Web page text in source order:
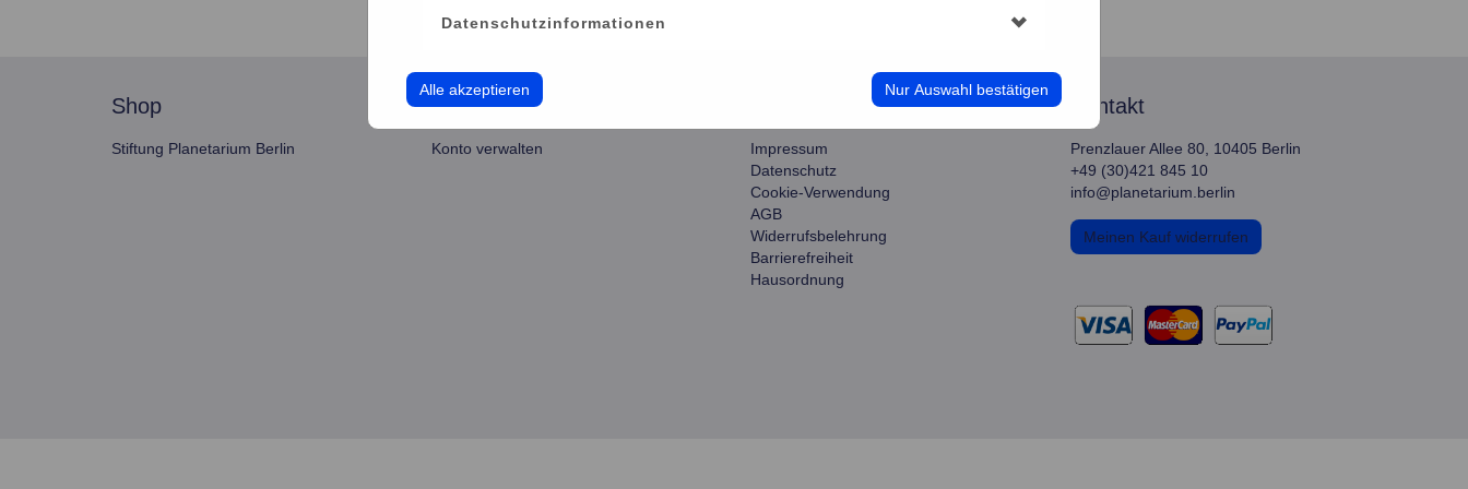
Datenschutzinformationen
Alle akzeptieren Nur Auswahl bestätigen
shop
Stiftung Planetarium Berlin
service
Konto verwalten
Impressum
Datenschutz
Cookie-Verwendung
AGB
Widerrufsbelehrung
Barrierefreiheit
Hausordnung
kontakt
Prenzlauer Allee 80, 10405 Berlin
+49 (30)421 845 10
info@planetarium.berlin
Meinen Kauf widerrufen